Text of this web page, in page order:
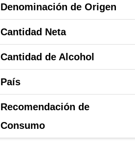
Denominación de Origen
Cantidad Neta
Cantidad de Alcohol
País
Recomendación de
Consumo